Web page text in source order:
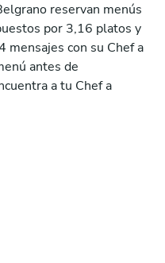
reservan menús
por 3,16 platos y
mensajes con su Chef a
antes de
a tu Chef a